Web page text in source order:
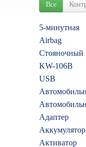
Все
5-минутная
Airbag
Cтояночный
KW-106B
USB
Адаптер
Аккумулятор
Активатор